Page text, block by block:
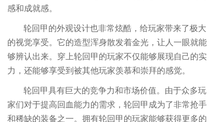
感和成就感。
轮回甲的外观设计也非常炫酷，给玩家带来了极大
的视觉享受。它的造型浑身散发着金光，让人一眼就能
够辨认出来。穿上轮回甲的玩家不仅能够展现自己的实
力，还能够享受到被其他玩家羡慕和崇拜的感觉。
轮回甲具有巨大的竞争力和市场价值。由于众多玩
家们对于提高回血能力的需求，轮回甲成为了非常抢手
和稀缺的装备之一。拥有轮回甲的玩家能够获得更多的